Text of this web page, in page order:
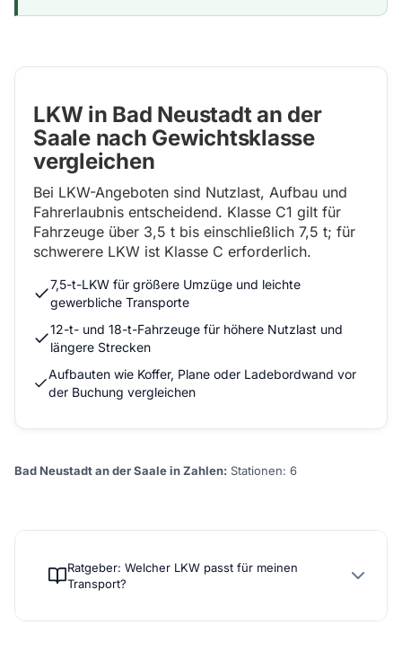
LKW in Bad Neustadt an der
Saale nach Gewichtsklasse
vergleichen
Bei LKW-Angeboten sind Nutzlast, Aufbau und
Fahrerlaubnis entscheidend. Klasse C1 gilt für
Fahrzeuge über 3,5 t bis einschließlich 7,5 t; für
schwerere LKW ist Klasse C erforderlich.
7,5-t-LKW für größere Umzüge und leichte
gewerbliche Transporte
12-t- und 18-t-Fahrzeuge für höhere Nutzlast und
längere Strecken
Aufbauten wie Koffer, Plane oder Ladebordwand vor
der Buchung vergleichen
Bad Neustadt an der Saale in Zahlen: Stationen: 6
Ratgeber: Welcher LKW passt für meinen
Transport?